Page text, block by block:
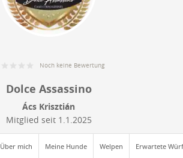
Noch keine Bewertung
Dolce Assassino
Ács Krisztián
Mitglied seit 1.1.2025
Über mich Meine Hunde Welpen Erwartete